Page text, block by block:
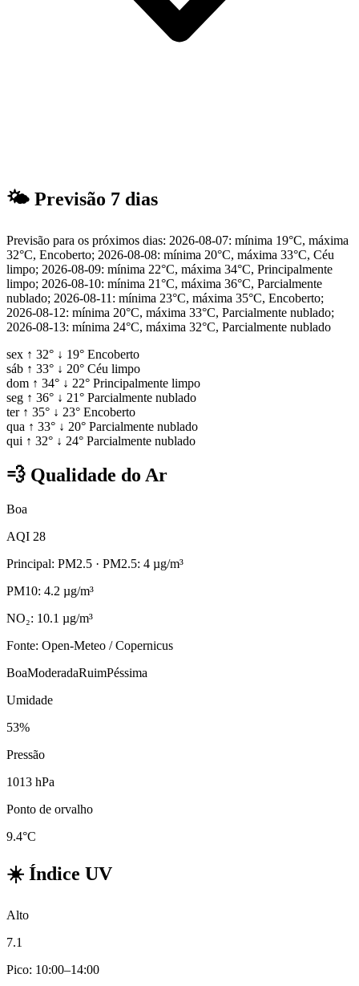
🌤 Previsão 7 dias
Previsão para os próximos dias: 2026-08-07: mínima 19°C, máxima
32°C, Encoberto; 2026-08-08: mínima 20°C, máxima 33°C, Céu
limpo; 2026-08-09: mínima 22°C, máxima 34°C, Principalmente
limpo; 2026-08-10: mínima 21°C, máxima 36°C, Parcialmente
nublado; 2026-08-11: mínima 23°C, máxima 35°C, Encoberto;
2026-08-12: mínima 20°C, máxima 33°C, Parcialmente nublado;
2026-08-13: mínima 24°C, máxima 32°C, Parcialmente nublado
sex ↑ 32° ↓ 19° Encoberto
sáb ↑ 33° ↓ 20° Céu limpo
dom ↑ 34° ↓ 22° Principalmente limpo
seg ↑ 36° ↓ 21° Parcialmente nublado
ter ↑ 35° ↓ 23° Encoberto
qua ↑ 33° ↓ 20° Parcialmente nublado
qui ↑ 32° ↓ 24° Parcialmente nublado
💨 Qualidade do Ar
Boa
AQI 28
Principal: PM2.5 · PM2.5: 4 µg/m³
PM10: 4.2 µg/m³
NO₂: 10.1 µg/m³
Fonte: Open-Meteo / Copernicus
BoaModeradaRuimPéssima
Umidade
53%
Pressão
1013 hPa
Ponto de orvalho
9.4°C
☀️ Índice UV
Alto
7.1
Pico: 10:00–14:00